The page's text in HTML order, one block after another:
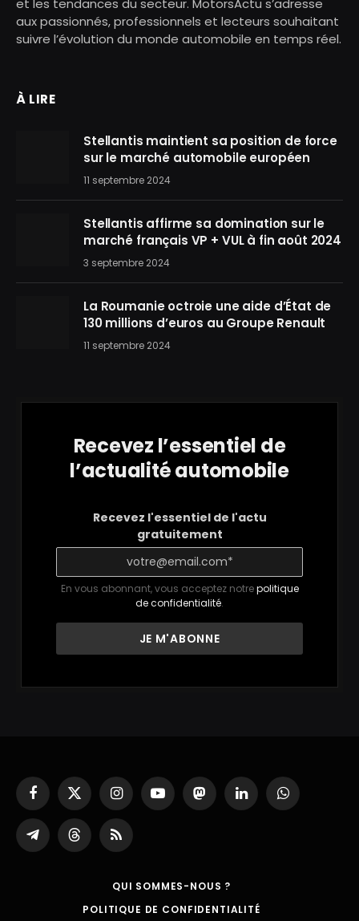
et les tendances du secteur. MotorsActu s’adresse
aux passionnés, professionnels et lecteurs souhaitant
suivre l’évolution du monde automobile en temps réel.
À LIRE
Stellantis maintient sa position de force
sur le marché automobile européen
11 septembre 2024
Stellantis affirme sa domination sur le
marché français VP + VUL à fin août 2024
3 septembre 2024
La Roumanie octroie une aide d’État de
130 millions d’euros au Groupe Renault
11 septembre 2024
Recevez l’essentiel de
l’actualité automobile
Recevez l'essentiel de l'actu
gratuitement
En vous abonnant, vous acceptez notrepolitique
de confidentialité.
Facebook
X
(Twitter)
InstagramYouTubeMastodonLinkedInWhatsApp
Partager
sur
ThreadsRSS
QUI SOMMES-NOUS ?
POLITIQUE DE CONFIDENTIALITÉ